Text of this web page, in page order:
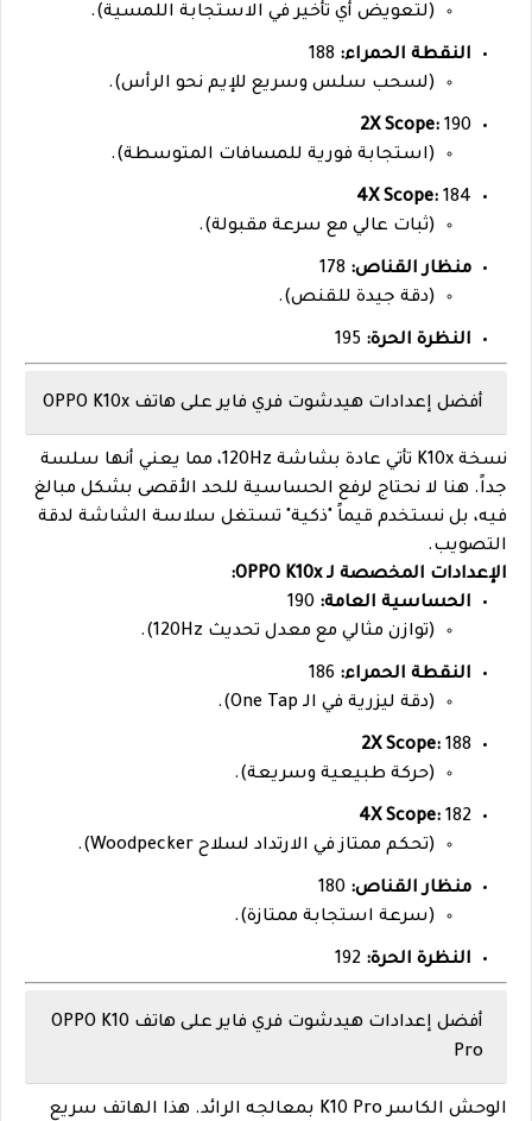
(لتعويض أي تأخير في الاستجابة اللمسية).
النقطة الحمراء:
(لسحب سلس وسريع للإيم نحو الرأس).
2X Scope: 190
(استجابة فورية للمسافات المتوسطة).
4X Scope: 184
(ثبات عالي مع سرعة مقبولة).
منظار القناص:
(دقة جيدة للقنص).
النظرة الحرة:
أفضل إعدادات هيدشوت فري فاير على هاتف OPPO K10x
نسخة K10x تأتي عادة بشاشة 120Hz، مما يعني أنها سلسة
جداً. هنا لا نحتاج لرفع الحساسية للحد الأقصى بشكل مبالغ
فيه، بل نستخدم قيماً "ذكية" تستغل سلاسة الشاشة لدقة
التصويب.
الإعدادات المخصصة لـ OPPO K10x:
الحساسية العامة:
(توازن مثالي مع معدل تحديث 120Hz).
النقطة الحمراء:
(دقة ليزرية في الـ One Tap).
2X Scope: 188
(حركة طبيعية وسريعة).
4X Scope: 182
(تحكم ممتاز في الارتداد لسلاح Woodpecker).
منظار القناص:
(سرعة استجابة ممتازة).
النظرة الحرة:
أفضل إعدادات هيدشوت فري فاير على هاتف OPPO K10
Pro
الوحش الكاسر K10 Pro بمعالجه الرائد. هذا الهاتف سريع